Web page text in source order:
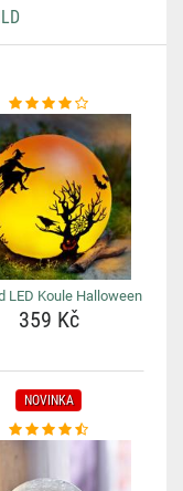
LED Koule Halloween
359 Kč
NOVINKA